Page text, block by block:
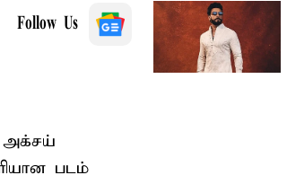
Follow Us
அக்சய்
படம்